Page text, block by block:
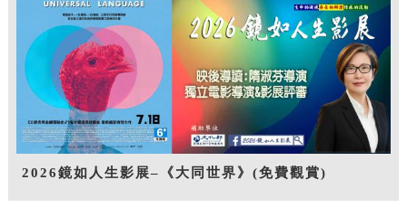
2026鏡如人生影展–《大同世界》(免費觀賞)